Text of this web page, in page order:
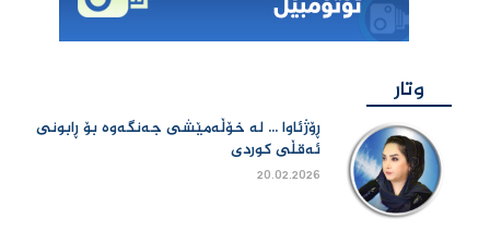
وتار
ڕۆژئاوا ... لە خۆڵەمێشی جەنگەوە بۆ ڕابونی
ئەقڵی کوردی
20.02.2026